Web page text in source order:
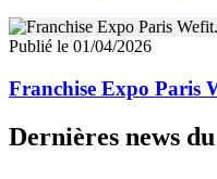
Publié le 01/04/2026
Franchise Expo Paris
Dernières news